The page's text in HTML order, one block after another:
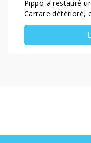
Pippo a restauré
Carrare détérioré,
Marbec,
RECUPERA
surface, lui